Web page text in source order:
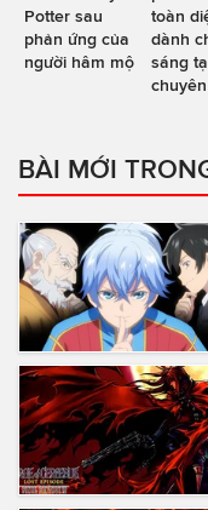
Potter sau
phản ứng của
người hâm mộ
toàn
dành
sáng
BÀI MỚI